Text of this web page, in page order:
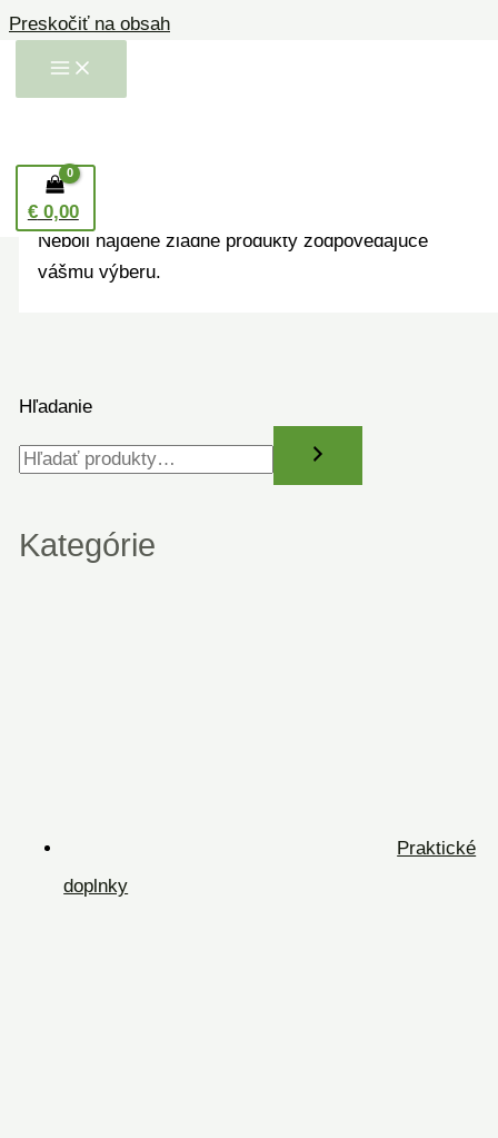
Preskočiť na obsah
€0,00
Hľadanie
Kategórie
Praktické
doplnky
Domov
maslá
Telové krémy, oleje a
maslá
Neboli nájdené žiadne produkty zodpovedajúce
vášmu výberu.